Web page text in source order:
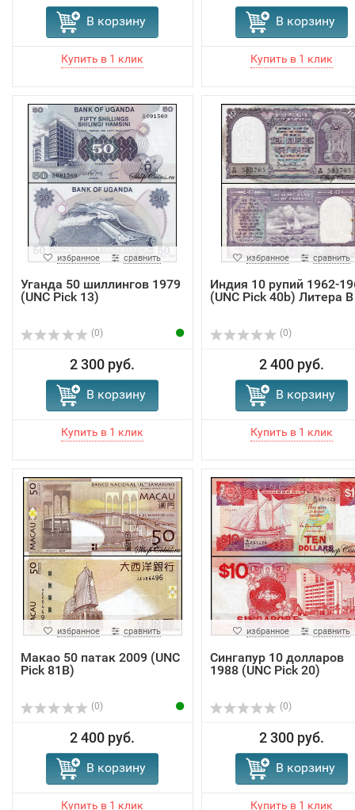
В корзину В корзину
избранное сравнить
Уганда 50 шиллингов 1979
(UNC Pick 13)
(0)
2 300 руб.
В корзину
избранное сравнить
Индия 10 рупий 1962-
(UNC Pick 40b) Литера В
(0)
2 400 руб.
В корзину
избранное сравнить
Макао 50 патак 2009 (UNC
Pick 81B)
(0)
2 400 руб.
В корзину
избранное сравнить
Сингапур 10 долларов
1988 (UNC Pick 20)
(0)
2 300 руб.
В корзину